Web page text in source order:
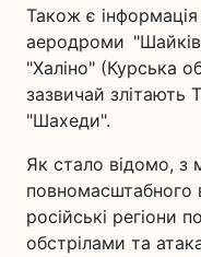
Також є
аеродроми
"Халіно" (Курська
зазвичай злітають
"Шахеди".
Як стало відомо, з
повномасштабного
російські регіони
обстрілами та